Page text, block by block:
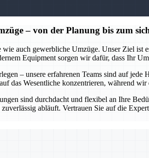
– von der Planung bis zum
auch gewerbliche Umzüge. Unser Ziel ist
Equipment sorgen wir dafür, dass Ihr
– unsere erfahrenen Teams sind auf
das Wesentliche konzentrieren, während
sind durchdacht und flexibel an Ihre
abläuft. Vertrauen Sie auf die